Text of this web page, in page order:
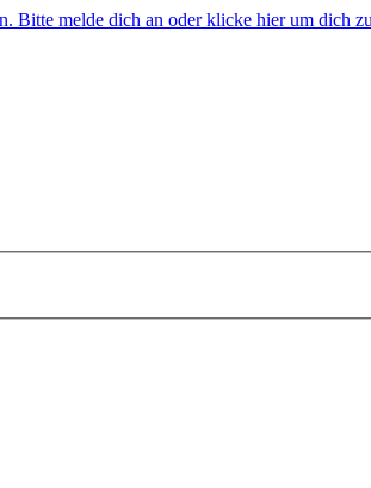
Bitte melde dich an oder klicke hier um dich